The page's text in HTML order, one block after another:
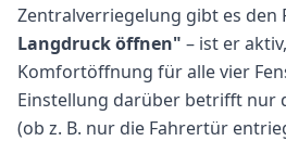
Zentralverriegelung gibt es den
Langdruck öffnen" – ist er
Komfortöffnung für alle vier
Einstellung darüber betrifft nur
(ob z. B. nur die Fahrertür